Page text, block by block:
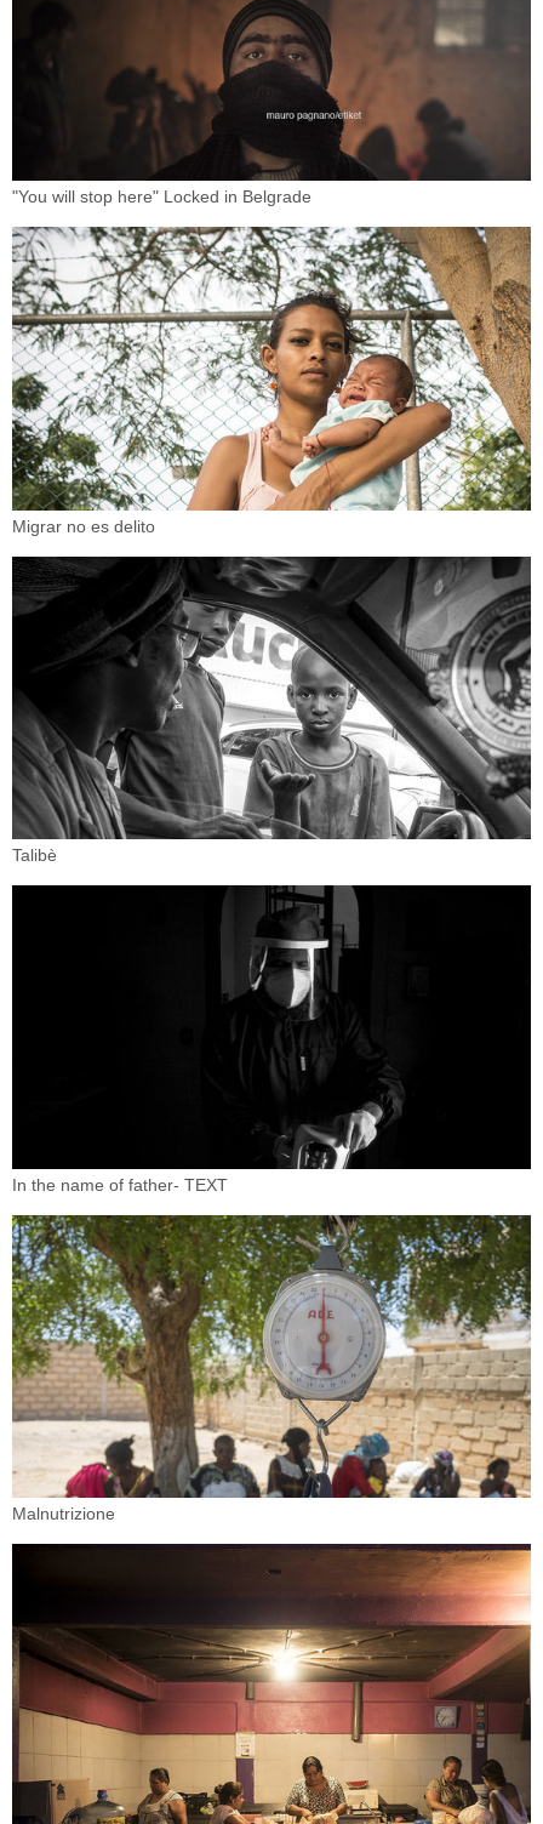
"You will stop here" Locked in Belgrade
Migrar no es delito
Talibè
In the name of father- TEXT
Malnutrizione